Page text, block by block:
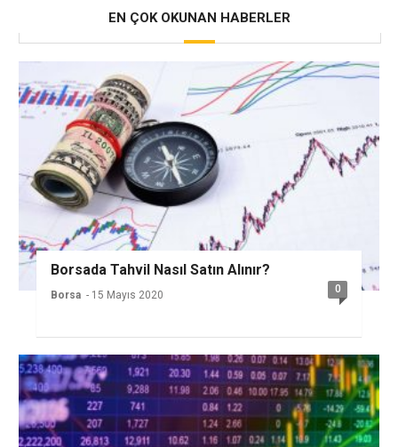
EN ÇOK OKUNAN HABERLER
Borsada Tahvil Nasıl Satın Alınır?
Borsa - 15 Mayıs 2020 0